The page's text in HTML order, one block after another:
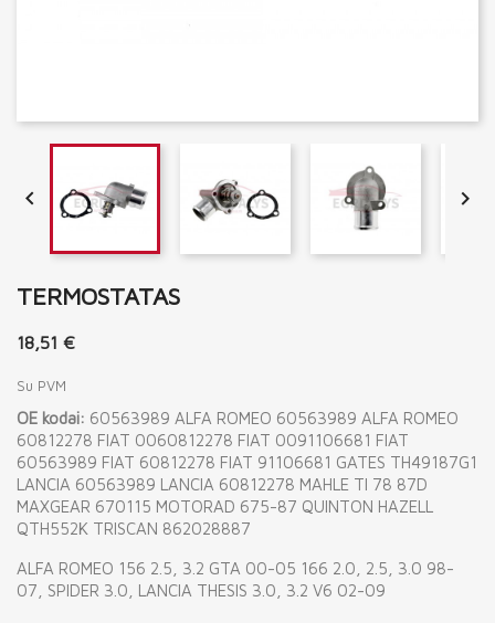
 
TERMOSTATAS
18,51 €
Su PVM
OE kodai: 60563989 ALFA ROMEO 60563989 ALFA ROMEO
60812278 FIAT 0060812278 FIAT 0091106681 FIAT
60563989 FIAT 60812278 FIAT 91106681 GATES TH49187G1
LANCIA 60563989 LANCIA 60812278 MAHLE TI 78 87D
MAXGEAR 670115 MOTORAD 675-87 QUINTON HAZELL
QTH552K TRISCAN 862028887
ALFA ROMEO 156 2.5, 3.2 GTA 00-05 166 2.0, 2.5, 3.0 98-
07, SPIDER 3.0, LANCIA THESIS 3.0, 3.2 V6 02-09